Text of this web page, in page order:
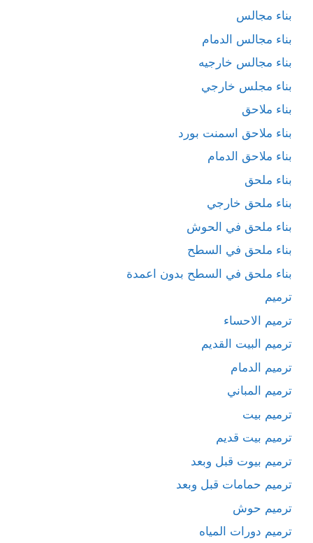
بناء مجالس
بناء مجالس الدمام
بناء مجالس خارجيه
بناء مجلس خارجي
بناء ملاحق
بناء ملاحق اسمنت بورد
بناء ملاحق الدمام
بناء ملحق
بناء ملحق خارجي
بناء ملحق في الحوش
بناء ملحق في السطح
بناء ملحق في السطح بدون اعمدة
ترميم
ترميم الاحساء
ترميم البيت القديم
ترميم الدمام
ترميم المباني
ترميم بيت
ترميم بيت قديم
ترميم بيوت قبل وبعد
ترميم حمامات قبل وبعد
ترميم حوش
ترميم دورات المياه